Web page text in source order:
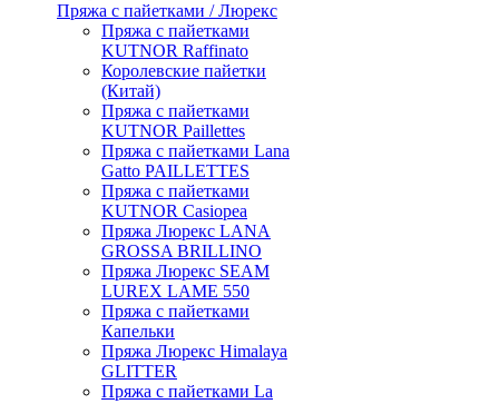
Пряжа с пайетками / Люрекс
Пряжа с пайетками
KUTNOR Raffinato
Королевские пайетки
(Китай)
Пряжа с пайетками
KUTNOR Paillettes
Пряжа с пайетками Lana
Gatto PAILLETTES
Пряжа с пайетками
KUTNOR Casiopea
Пряжа Люрекс LANA
GROSSA BRILLINO
Пряжа Люрекс SEAM
LUREX LAME 550
Пряжа с пайетками
Капельки
Пряжа Люрекс Himalaya
GLITTER
Пряжа с пайетками La